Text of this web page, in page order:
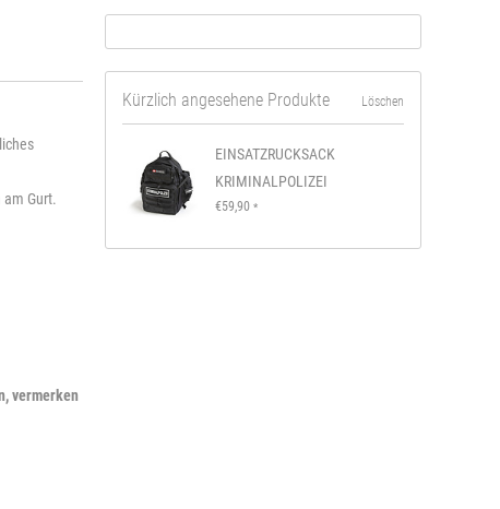
Gurt.
vermerken
Kürzlich angesehene Produkte Löschen
EINSATZRUCKSACK
KRIMINALPOLIZEI
€59,90*